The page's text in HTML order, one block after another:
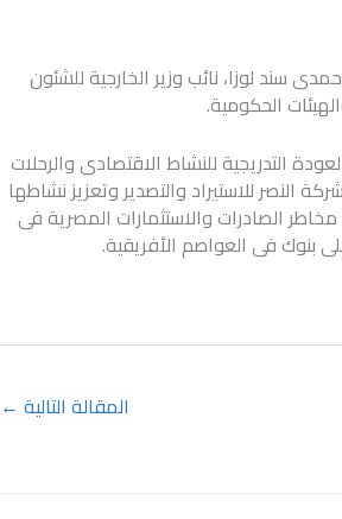
سند لوزا، نائب وزير الخارجية للشئون
التدريجية للنشاط الاقتصادى والرحلات
النصر للاستيراد والتصدير وتعزيز نشاطها
الصادرات والاستثمارات المصرية فى
بنوك فى العواصم الأفريقية.
المقالة التالية ←